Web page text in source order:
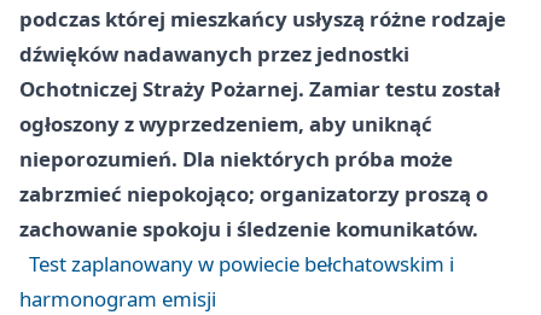
podczas której mieszkańcy usłyszą różne rodzaje
dźwięków nadawanych przez jednostki
Ochotniczej Straży Pożarnej. Zamiar testu został
ogłoszony z wyprzedzeniem, aby uniknąć
nieporozumień. Dla niektórych próba może
zabrzmieć niepokojąco; organizatorzy proszą o
zachowanie spokoju i śledzenie komunikatów.
Test zaplanowany w powiecie bełchatowskim i
harmonogram emisji